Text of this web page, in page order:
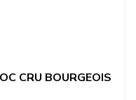
CRU BOURGEOIS